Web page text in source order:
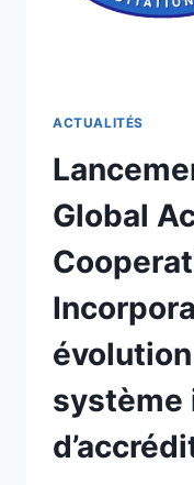
ACTUALITÉS
Global
système